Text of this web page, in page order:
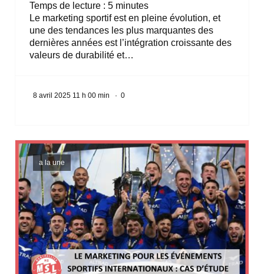
Temps de lecture : 5 minutes
Le marketing sportif est en pleine évolution, et
une des tendances les plus marquantes des
dernières années est l’intégration croissante des
valeurs de durabilité et…
8 avril 2025 11 h 00 min · 0
a la une